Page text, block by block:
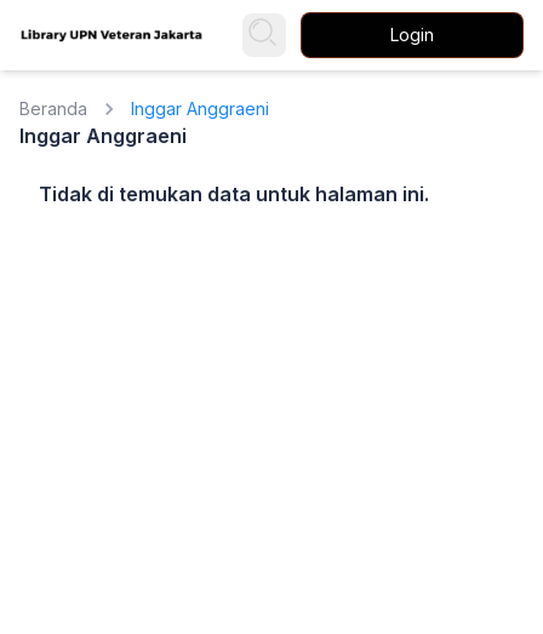
Login
Beranda Inggar Anggraeni
Inggar Anggraeni
Tidak di temukan data untuk halaman ini.